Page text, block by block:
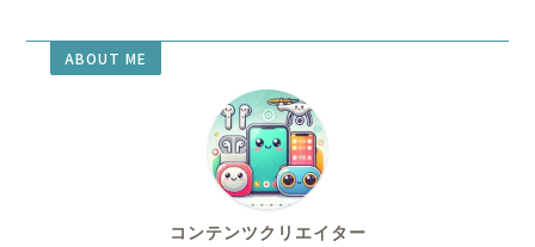
ABOUT ME
コンテンツクリエイター